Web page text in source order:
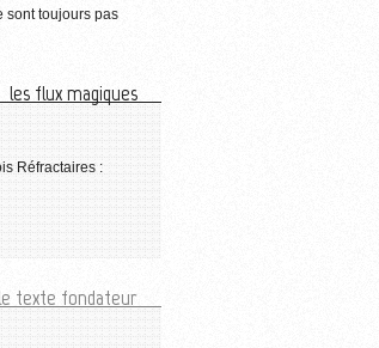
sont toujours pas
les flux magiques
Réfractaires :
le texte fondateur